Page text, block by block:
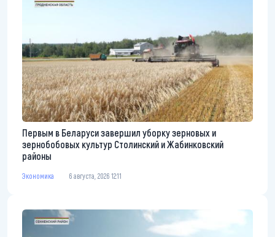
Первым в Беларуси завершил уборку зерновых и
зернобобовых культур Столинский и Жабинковский
районы
Экономика 6 августа, 2026 12:11